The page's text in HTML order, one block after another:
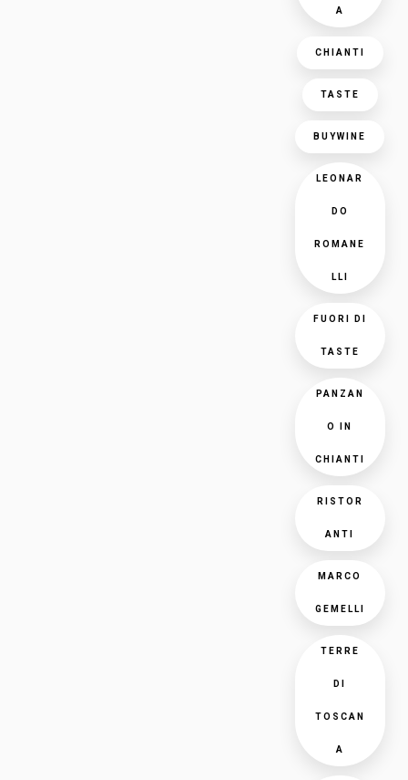
A
CHIANTI
TASTE
BUYWINE
LEONAR
DO
ROMANE
LLI
FUORI DI
TASTE
PANZAN
O IN
CHIANTI
RISTOR
ANTI
MARCO
GEMELLI
TERRE
DI
TOSCAN
A